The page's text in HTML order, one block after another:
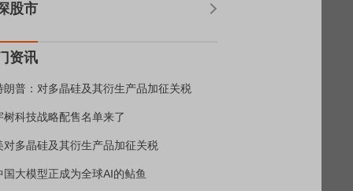
股市
资讯
朗普：对多晶硅及其衍生产品加征关税
树科技战略配售名单来了
对多晶硅及其衍生产品加征关税
国大模型正成为全球AI的鲇鱼